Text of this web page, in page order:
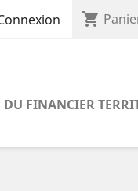
shopping_cart
DU FINANCIER